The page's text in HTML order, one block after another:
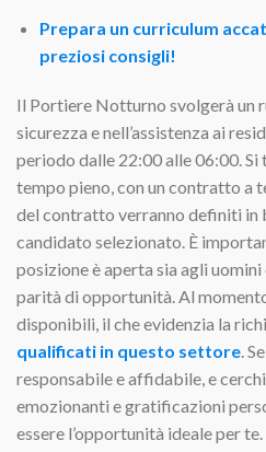
Prepara un curriculum
preziosi consigli!
Il Portiere Notturno svolgerà un
sicurezza e nell’assistenza ai
periodo dalle 22:00 alle 06:00. Si
tempo pieno, con un contratto a
del contratto verranno definiti in
candidato selezionato. È
posizione è aperta sia agli
parità di opportunità. Al
disponibili, il che evidenzia la
qualificati in questo settore.
responsabile e affidabile, e
emozionanti e gratificazioni
essere l’opportunità ideale per te.